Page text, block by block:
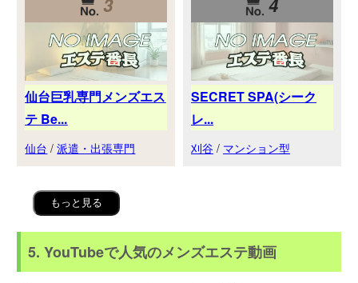
仙台巨乳専門メンズエス
テ Be...
仙台 /派遣・出張専門
SECRET SPA(シーク
レ...
刈谷 / マンション型
もっと見る
5. YouTubeで人気のメンズエステ動画